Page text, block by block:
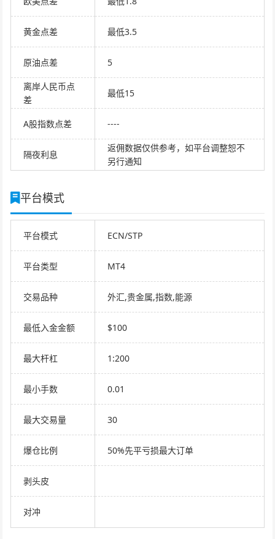
黄金点差 最低3.5
原油点差 5
离岸人民币点
差
最低15
A股指数点差 ----
隔夜利息
返佣数据仅供参考，如平台调整恕不
另行通知
平台模式
平台模式 ECN/STP
平台类型 MT4
交易品种 外汇,贵金属,指数,能源
最低入金金额 $100
最大杆杠 1:200
最小手数 0.01
最大交易量 30
爆仓比例 50%先平亏损最大订单
剥头皮
对冲